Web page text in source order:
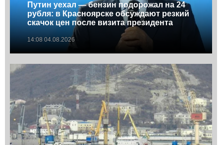
Путин уехал — бензин подорожал на 24
рубля: в Красноярске обсуждают резкий
скачок цен после визита президента
14:08 04.08.2026